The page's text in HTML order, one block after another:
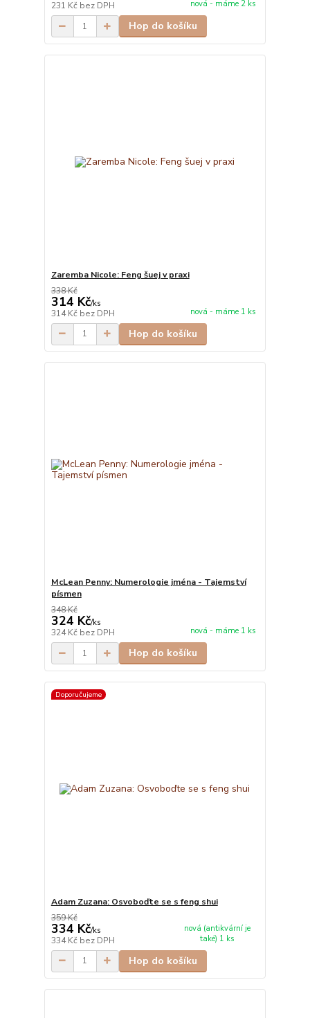
231 Kč bez DPH nová - máme 2 ks
Hop do košíku
Zaremba Nicole: Feng šuej v praxi
338 Kč
314 Kč/ks
314 Kč bez DPH nová - máme 1 ks
Hop do košíku
McLean Penny: Numerologie jména - Tajemství
písmen
348 Kč
324 Kč/ks
324 Kč bez DPH nová - máme 1 ks
Hop do košíku
Doporučujeme
Adam Zuzana: Osvoboďte se s feng shui
359 Kč
334 Kč/ks
334 Kč bez DPH
nová (antikvární je
také) 1 ks
Hop do košíku